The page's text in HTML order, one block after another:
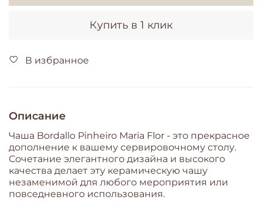
Купить в 1 клик
В избранное
Описание
Чаша Bordallo Pinheiro Maria Flor - это прекрасное
дополнение к вашему сервировочному столу.
Сочетание элегантного дизайна и высокого
качества делает эту керамическую чашу
незаменимой для любого мероприятия или
повседневного использования.